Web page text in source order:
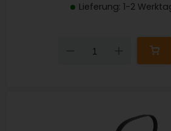
Lieferung: 1-2
Down